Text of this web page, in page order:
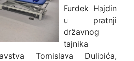
Furdek Hajdin
u pratnji
državnog
tajnika
Tomislava Dulibića,